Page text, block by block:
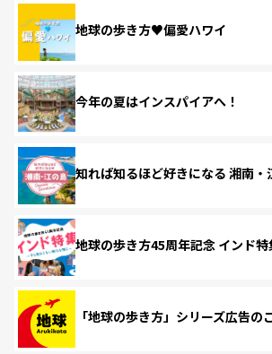
地球の歩き方♥偏愛ハワイ
今年の夏はインスパイアへ！
知れば知るほど好きになる 湘南・
地球の歩き方45周年記念 インド特
「地球の歩き方」シリーズ広告の